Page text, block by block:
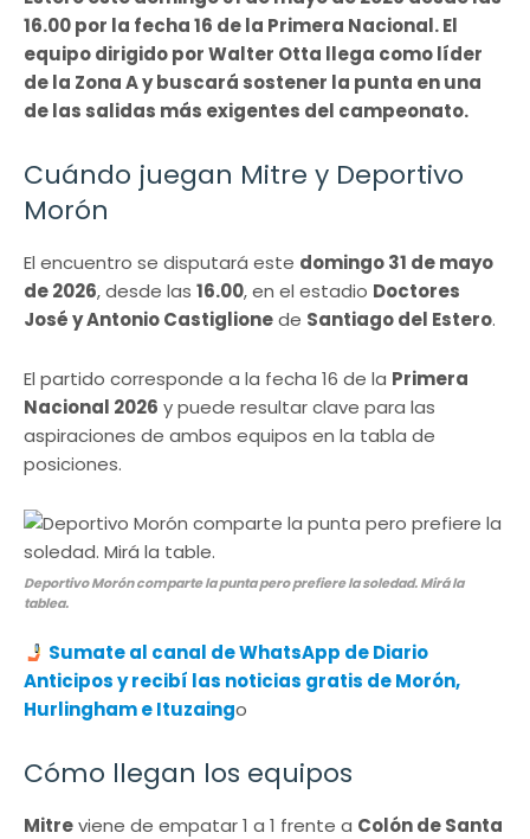
16.00 por la fecha 16 de la Primera Nacional. El
equipo dirigido por Walter Otta llega como líder
de la Zona A y buscará sostener la punta en una
de las salidas más exigentes del campeonato.
Cuándo juegan Mitre y Deportivo
Morón
El encuentro se disputará este domingo 31 de mayo
de 2026, desde las 16.00, en el estadio Doctores
José y Antonio Castiglionede Santiago del Estero.
El partido corresponde a la fecha 16 de la Primera
Nacional 2026 y puede resultar clave para las
aspiraciones de ambos equipos en la tabla de
posiciones.
Deportivo Morón comparte la punta pero prefiere la soledad. Mirá la
tablea.
Sumate al canal de WhatsApp de Diario
Anticiposy recibí las noticias gratis de Morón,
Hurlingham e Ituzaingo
Cómo llegan los equipos
Mitreviene de empatar 1 a 1 frente a Colón de Santa